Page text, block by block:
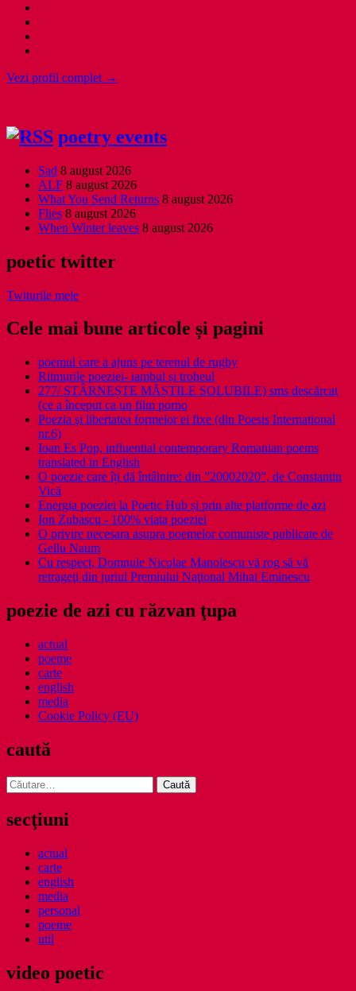
Vezi profil complet →
poetry events
Sad 8 august 2026
ALF 8 august 2026
What You Send Returns 8 august 2026
Flies 8 august 2026
When Winter leaves 8 august 2026
poetic twitter
Twiturile mele
Cele mai bune articole și pagini
poemul care a ajuns pe terenul de rugby
Ritmurile poeziei- iambul și troheul
277/ STÂRNEȘTE MĂȘTILE SOLUBILE) sms descărcat
(ce a început ca un film porno
Poezia şi libertatea formelor ei fixe (din Poesis International
nr.6)
Ioan Es Pop, influential contemporary Romanian poems
translated in English
O poezie care îți dă întâlnire: din ”20002020”, de Constantin
Vică
Energia poeziei la Poetic Hub și prin alte platforme de azi
Ion Zubascu - 100% viata poeziei
O privire necesara asupra poemelor comuniste publicate de
Gellu Naum
Cu respect, Domnule Nicolae Manolescu vă rog să vă
retrageţi din juriul Premiului Naţional Mihai Eminescu
poezie de azi cu răzvan ţupa
actual
poeme
carte
english
media
Cookie Policy (EU)
caută
Caută
după:
secţiuni
actual
carte
english
media
personal
poeme
util
video poetic